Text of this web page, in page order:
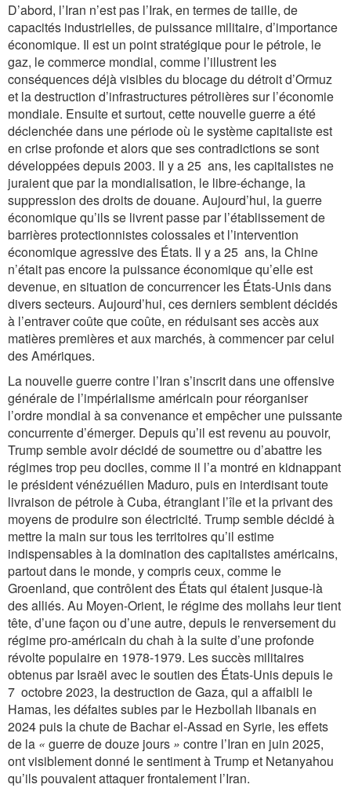
D’abord, l’Iran n’est pas l’Irak, en termes de taille, de
capacités industrielles, de puissance militaire, d’importance
économique. Il est un point stratégique pour le pétrole, le
gaz, le commerce mondial, comme l’illustrent les
conséquences déjà visibles du blocage du détroit d’Ormuz
et la destruction d’infrastructures pétrolières sur l’économie
mondiale. Ensuite et surtout, cette nouvelle guerre a été
déclenchée dans une période où le système capitaliste est
en crise profonde et alors que ses contradictions se sont
développées depuis 2003. Il y a 25 ans, les capitalistes ne
juraient que par la mondialisation, le libre-échange, la
suppression des droits de douane. Aujourd’hui, la guerre
économique qu’ils se livrent passe par l’établissement de
barrières protectionnistes colossales et l’intervention
économique agressive des États. Il y a 25 ans, la Chine
n’était pas encore la puissance économique qu’elle est
devenue, en situation de concurrencer les États-Unis dans
divers secteurs. Aujourd’hui, ces derniers semblent décidés
à l’entraver coûte que coûte, en réduisant ses accès aux
matières premières et aux marchés, à commencer par celui
des Amériques.
La nouvelle guerre contre l’Iran s’inscrit dans une offensive
générale de l’impérialisme américain pour réorganiser
l’ordre mondial à sa convenance et empêcher une puissante
concurrente d’émerger. Depuis qu’il est revenu au pouvoir,
Trump semble avoir décidé de soumettre ou d’abattre les
régimes trop peu dociles, comme il l’a montré en kidnappant
le président vénézuélien Maduro, puis en interdisant toute
livraison de pétrole à Cuba, étranglant l’île et la privant des
moyens de produire son électricité. Trump semble décidé à
mettre la main sur tous les territoires qu’il estime
indispensables à la domination des capitalistes américains,
partout dans le monde, y compris ceux, comme le
Groenland, que contrôlent des États qui étaient jusque-là
des alliés. Au Moyen-Orient, le régime des mollahs leur tient
tête, d’une façon ou d’une autre, depuis le renversement du
régime pro-américain du chah à la suite d’une profonde
révolte populaire en 1978-1979. Les succès militaires
obtenus par Israël avec le soutien des États-Unis depuis le
7 octobre 2023, la destruction de Gaza, qui a affaibli le
Hamas, les défaites subies par le Hezbollah libanais en
2024 puis la chute de Bachar el-Assad en Syrie, les effets
de la « guerre de douze jours » contre l’Iran en juin 2025,
ont visiblement donné le sentiment à Trump et Netanyahou
qu’ils pouvaient attaquer frontalement l’Iran.